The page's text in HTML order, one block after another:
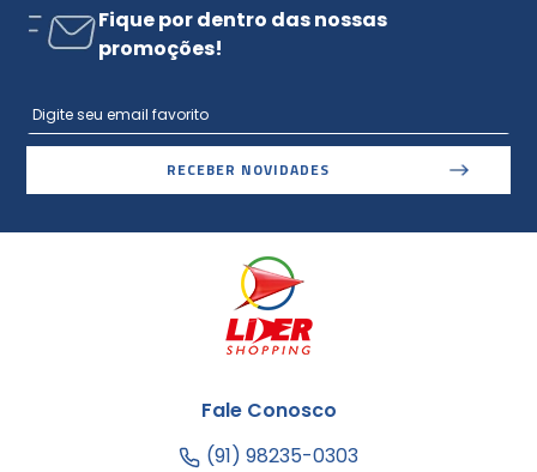
Fique por dentro das nossas
promoções!
RECEBER NOVIDADES
Fale Conosco
(91) 98235-0303